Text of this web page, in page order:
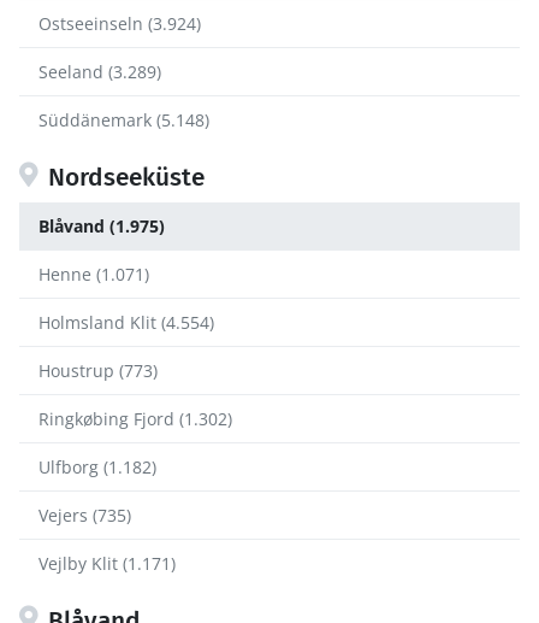
Ostseeinseln (3.924)
Seeland (3.289)
Süddänemark (5.148)
Nordseeküste
Blåvand (1.975)
Henne (1.071)
Holmsland Klit (4.554)
Houstrup (773)
Ringkøbing Fjord (1.302)
Ulfborg (1.182)
Vejers (735)
Vejlby Klit (1.171)